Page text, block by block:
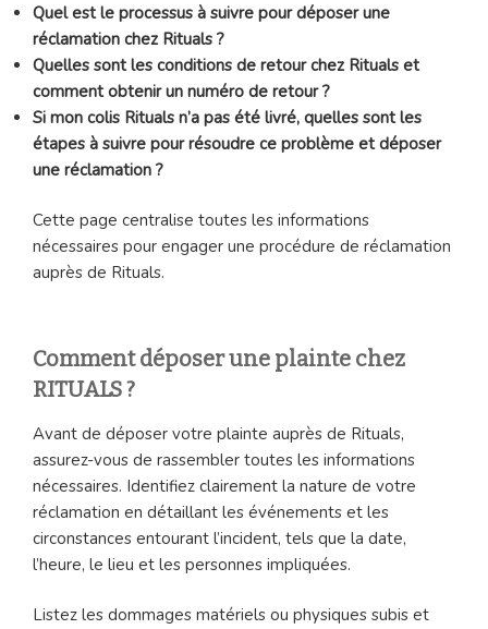
Quel est le processus à suivre pour déposer une
réclamation chez Rituals ?
Quelles sont les conditions de retour chez Rituals et
comment obtenir un numéro de retour ?
Si mon colis Rituals n’a pas été livré, quelles sont les
étapes à suivre pour résoudre ce problème et déposer
une réclamation ?
Cette page centralise toutes les informations
nécessaires pour engager une procédure de réclamation
auprès de Rituals.
Comment déposer une plainte chez
RITUALS ?
Avant de déposer votre plainte auprès de Rituals,
assurez-vous de rassembler toutes les informations
nécessaires. Identifiez clairement la nature de votre
réclamation en détaillant les événements et les
circonstances entourant l’incident, tels que la date,
l’heure, le lieu et les personnes impliquées.
Listez les dommages matériels ou physiques subis et